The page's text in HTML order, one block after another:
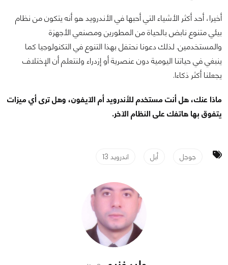
أخيرا، أحد أكثر الأشياء التي أحبها في الأندرويد هو أنه يتكون من نظام
بيئي متنوع نابض بالحياة من المطورين ومصنعي الأجهزة
والمستخدمين. لذلك دعونا نحتفل بهذا التنوع في التكنولوجيا كما
ينبغي في حياتنا اليومية دون عنصرية أو إزدراء ولنتعلم أن الإختلاف
يجعلنا أكثر ذكاءا.
ماذا عنك، هل أنت مستخدم للأندرويد أم الآيفون، وهل ترى أي ميزات
يتفوق بها هاتفك على النظام الآخر.
جوجل أبل اندرويد 13